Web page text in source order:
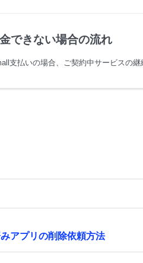
できない場合の流れ
アプリの削除依頼方法